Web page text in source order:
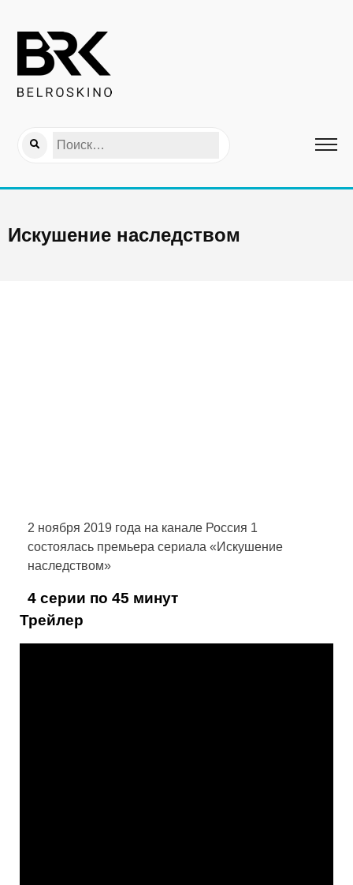
Искушение наследством
2 ноября 2019 года на канале Россия 1
состоялась премьера сериала «Искушение
наследством»
4 серии по 45 минут
Трейлер